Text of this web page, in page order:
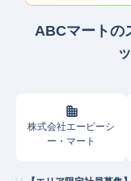
ABCマートの
株式会社エービーシ
ー・マート